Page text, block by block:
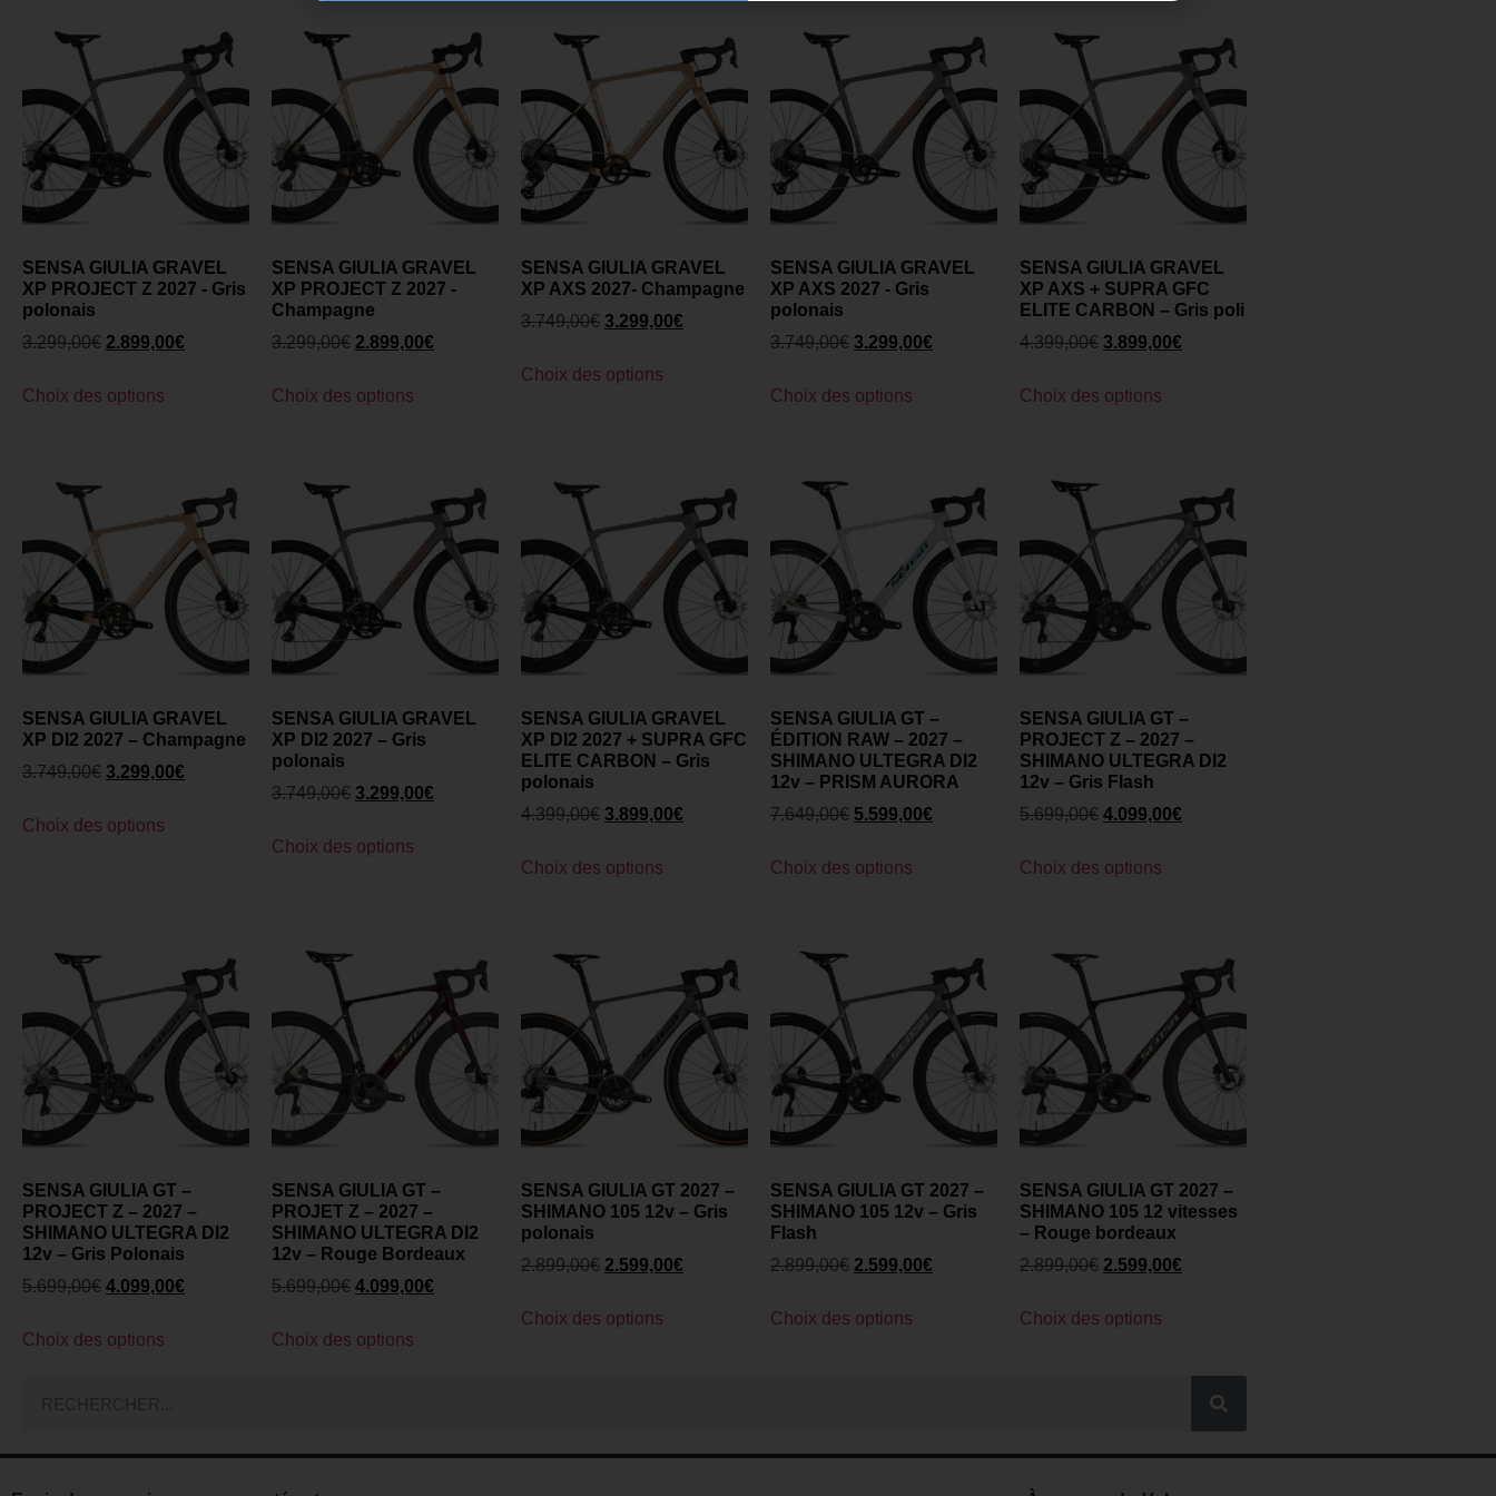
SENSA GIULIA GRAVEL
XP PROJECT Z 2027 - Gris
polonais
3.299,00€ 2.899,00€
Choix des options
SENSA GIULIA GRAVEL
XP PROJECT Z 2027 -
Champagne
3.299,00€ 2.899,00€
Choix des options
SENSA GIULIA GRAVEL
XP AXS 2027- Champagne
3.749,00€ 3.299,00€
Choix des options
SENSA GIULIA GRAVEL
XP AXS 2027 - Gris
polonais
3.749,00€ 3.299,00€
Choix des options
SENSA GIULIA GRAVEL
XP AXS + SUPRA GFC
ELITE CARBON – Gris poli
4.399,00€ 3.899,00€
Choix des options
SENSA GIULIA GRAVEL
XP DI2 2027 – Champagne
3.749,00€ 3.299,00€
Choix des options
SENSA GIULIA GRAVEL
XP DI2 2027 – Gris
polonais
3.749,00€ 3.299,00€
Choix des options
SENSA GIULIA GRAVEL
XP DI2 2027 + SUPRA GFC
ELITE CARBON – Gris
polonais
4.399,00€ 3.899,00€
Choix des options
SENSA GIULIA GT –
ÉDITION RAW – 2027 –
SHIMANO ULTEGRA DI2
12v – PRISM AURORA
7.649,00€ 5.599,00€
Choix des options
SENSA GIULIA GT –
PROJECT Z – 2027 –
SHIMANO ULTEGRA DI2
12v – Gris Flash
5.699,00€ 4.099,00€
Choix des options
SENSA GIULIA GT –
PROJECT Z – 2027 –
SHIMANO ULTEGRA DI2
12v – Gris Polonais
5.699,00€ 4.099,00€
Choix des options
SENSA GIULIA GT –
PROJET Z – 2027 –
SHIMANO ULTEGRA DI2
12v – Rouge Bordeaux
5.699,00€ 4.099,00€
Choix des options
SENSA GIULIA GT 2027 –
SHIMANO 105 12v – Gris
polonais
2.899,00€ 2.599,00€
Choix des options
SENSA GIULIA GT 2027 –
SHIMANO 105 12v – Gris
Flash
2.899,00€ 2.599,00€
Choix des options
SENSA GIULIA GT 2027 –
SHIMANO 105 12 vitesses
– Rouge bordeaux
2.899,00€ 2.599,00€
Choix des options